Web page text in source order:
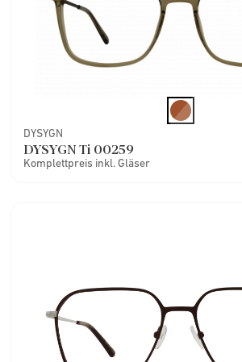
DYSYGN
DYSYGN Ti 00259
Komplettpreis inkl. Gläser